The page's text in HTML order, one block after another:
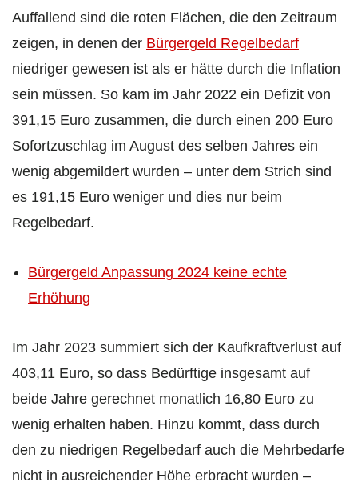
Auffallend sind die roten Flächen, die den Zeitraum
zeigen, in denen der Bürgergeld Regelbedarf
niedriger gewesen ist als er hätte durch die Inflation
sein müssen. So kam im Jahr 2022 ein Defizit von
391,15 Euro zusammen, die durch einen 200 Euro
Sofortzuschlag im August des selben Jahres ein
wenig abgemildert wurden – unter dem Strich sind
es 191,15 Euro weniger und dies nur beim
Regelbedarf.
Bürgergeld Anpassung 2024 keine echte
Erhöhung
Im Jahr 2023 summiert sich der Kaufkraftverlust auf
403,11 Euro, so dass Bedürftige insgesamt auf
beide Jahre gerechnet monatlich 16,80 Euro zu
wenig erhalten haben. Hinzu kommt, dass durch
den zu niedrigen Regelbedarf auch die Mehrbedarfe
nicht in ausreichender Höhe erbracht wurden –